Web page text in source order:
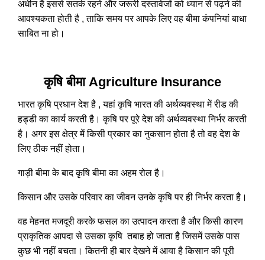
अधीन है इससे सतर्क रहने और जरूरी दस्तावेजों को ध्यान से पढ़ने की
आवश्यकता होती है , ताकि समय पर आपके लिए वह बीमा कंपनियां बाधा
साबित ना हो।
कृषि बीमा Agriculture Insurance
भारत कृषि प्रधान देश है , यहां कृषि भारत की अर्थव्यवस्था में रीड की
हड्डी का कार्य करती है। कृषि पर पूरे देश की अर्थव्यवस्था निर्भर करती
है। अगर इस क्षेत्र में किसी प्रकार का नुकसान होता है तो वह देश के
लिए ठीक नहीं होता।
गाड़ी बीमा के बाद कृषि बीमा का अहम रोल है।
किसान और उसके परिवार का जीवन उनके कृषि पर ही निर्भर करता है।
वह मेहनत मजदूरी करके फसल का उत्पादन करता है और किसी कारण
प्राकृतिक आपदा से उसका कृषि तबाह हो जाता है जिसमें उसके पास
कुछ भी नहीं बचता। कितनी ही बार देखने में आया है किसान की पूरी